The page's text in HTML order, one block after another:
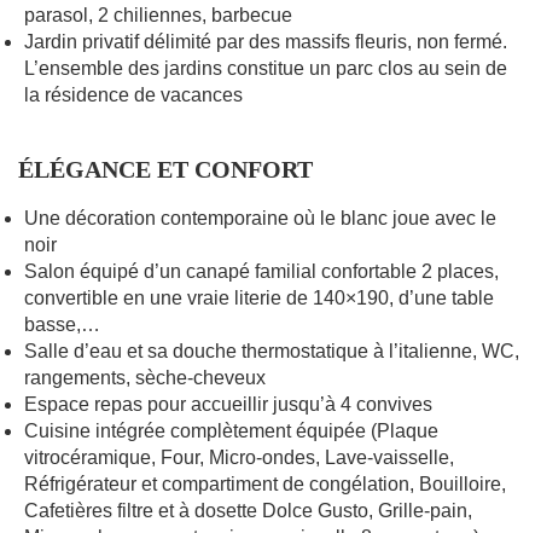
parasol, 2 chiliennes, barbecue
Jardin privatif délimité par des massifs fleuris, non fermé.
L’ensemble des jardins constitue un parc clos au sein de
la résidence de vacances
ÉLÉGANCE ET CONFORT
Une décoration contemporaine où le blanc joue avec le
noir
Salon équipé d’un canapé familial confortable 2 places,
convertible en une vraie literie de 140×190, d’une table
basse,…
Salle d’eau et sa douche thermostatique à l’italienne, WC,
rangements, sèche-cheveux
Espace repas pour accueillir jusqu’à 4 convives
Cuisine intégrée complètement équipée (Plaque
vitrocéramique, Four, Micro-ondes, Lave-vaisselle,
Réfrigérateur et compartiment de congélation, Bouilloire,
Cafetières filtre et à dosette Dolce Gusto, Grille-pain,